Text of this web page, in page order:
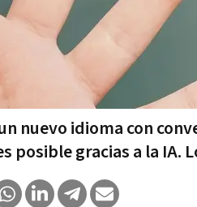
nuevo idioma con
posible gracias a la IA.